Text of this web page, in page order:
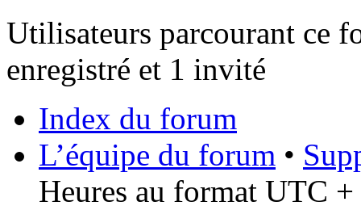
Utilisateurs parcourant ce
enregistré et 1 invité
Index du forum
L’équipe du forum •
Heures au format UTC +